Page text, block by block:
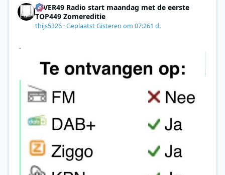
4EVER49 Radio start maandag met de eerste
TOP449 Zomereditie
thijs5326 ·GeplaatstGisteren om 07:261 d.
.